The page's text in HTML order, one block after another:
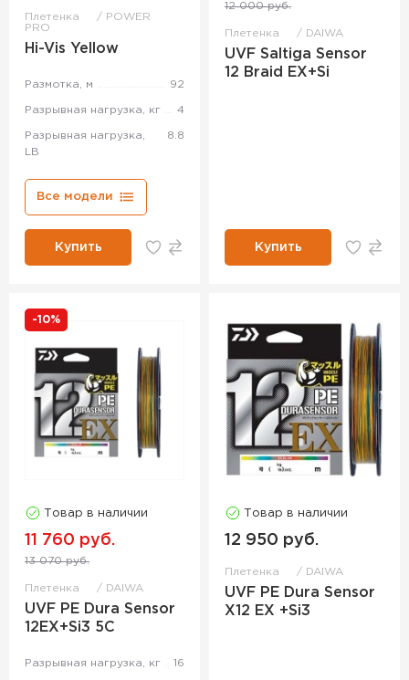
Плетенка
POWER
PRO
Hi-Vis Yellow
Размотка, м 92
Разрывная нагрузка, кг 4
Разрывная нагрузка,
LB
8.8
Все модели
Купить
12 000 руб.
Плетенка DAIWA
UVF Saltiga Sensor
12 Braid EX+Si
Купить
-10%
Товар в наличии
11 760 руб.
13 070 руб.
Плетенка DAIWA
UVF PE Dura Sensor
12EX+Si3 5C
Разрывная нагрузка, кг 16
Товар в наличии
12 950 руб.
Плетенка DAIWA
UVF PE Dura Sensor
X12 EX +Si3